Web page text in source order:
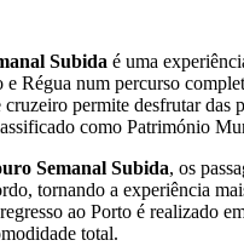
Subida é uma
e Régua num percurso
permite desfrutar das
como Património
Semanal Subida, os
tornando a experiência
ao Porto é realizado
total.